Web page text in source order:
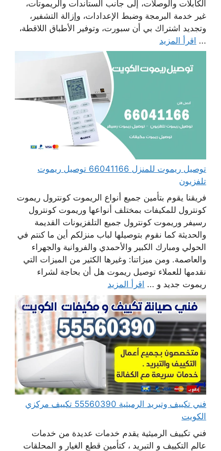
الكابلات والوصلات، إلى جانب الستاندات والريموتات،
غير خدمة البرمجة وضبط الإعدادات، وإزالة التشفير،
وتجديد اشتراك بي أن سبورت، وتوفير الأطباق اللاقطة،
... اقرأ المزيد
توصيل ريموت للمنزل 66041166 توصيل ريموت
تلفزيون
فريقنا يقوم بتأمين جميع أنواع الريموت كونترول ريموت
كونترول للمكيفات بمختلف أنواعها وريموت كونترول
رسيفر وريموت كونترول جميع التلفزيونات القديمة
والحديثة كما نقوم بتوصيلها لباب منزلكم أين ما كنتم في
الحولي ومبارك الكبير والأحمدي والفروانية والجهراء
والعاصمة. ومن ميزاتنا: وغيرها الكثير من الميزات التي
نقدمها للعملاء توصيل ريموت هل أن بحاجة لشراء
ريموت جديد و ... اقرأ المزيد
فني تكييف وتبريد الرميثية 55560390 تكييف مركزي
الكويت
فني تكييف الرميثية يقدم خدمات عديدة من خدمات
عالم التكييف و التبريد ، كتأمين قطع الغيار و المحلقات